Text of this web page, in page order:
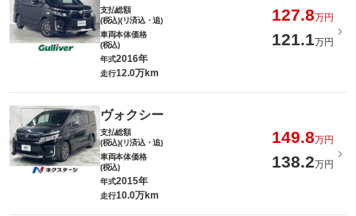
支払総額
(税込)(リ済込・追)
127.8万円
車両本体価格
(税込)
121.1万円
年式2016年
走行12.0万km
ヴォクシー
支払総額
(税込)(リ済込・追)
149.8万円
車両本体価格
(税込)
138.2万円
年式2015年
走行10.0万km